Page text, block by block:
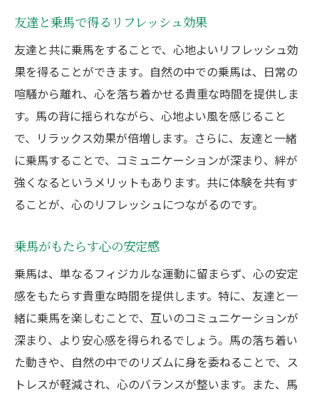
友達と乗馬で得るリフレッシュ効果
友達と共に乗馬をすることで、心地よいリフレッシュ効
果を得ることができます。自然の中での乗馬は、日常の
喧騒から離れ、心を落ち着かせる貴重な時間を提供しま
す。馬の背に揺られながら、心地よい風を感じること
で、リラックス効果が倍増します。さらに、友達と一緒
に乗馬することで、コミュニケーションが深まり、絆が
強くなるというメリットもあります。共に体験を共有す
ることが、心のリフレッシュにつながるのです。
乗馬がもたらす心の安定感
乗馬は、単なるフィジカルな運動に留まらず、心の安定
感をもたらす貴重な時間を提供します。特に、友達と一
緒に乗馬を楽しむことで、互いのコミュニケーションが
深まり、より安心感を得られるでしょう。馬の落ち着い
た動きや、自然の中でのリズムに身を委ねることで、ス
トレスが軽減され、心のバランスが整います。また、馬